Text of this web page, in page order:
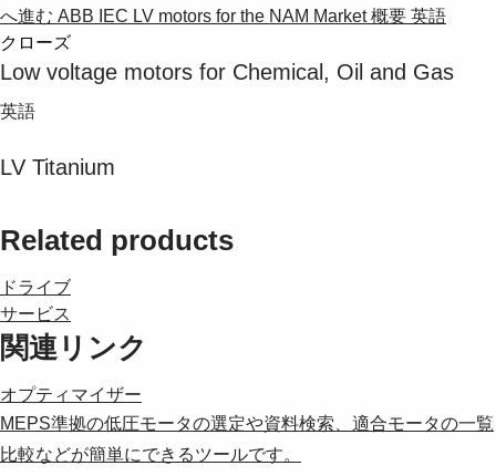
へ進む ABB IEC LV motors for the NAM Market 概要 英語
クローズ
Low voltage motors for Chemical, Oil and Gas
英語
LV Titanium
Related products
ドライブ
サービス
関連リンク
オプティマイザー
MEPS準拠の低圧モータの選定や資料検索、適合モータの一覧
比較などが簡単にできるツールです。